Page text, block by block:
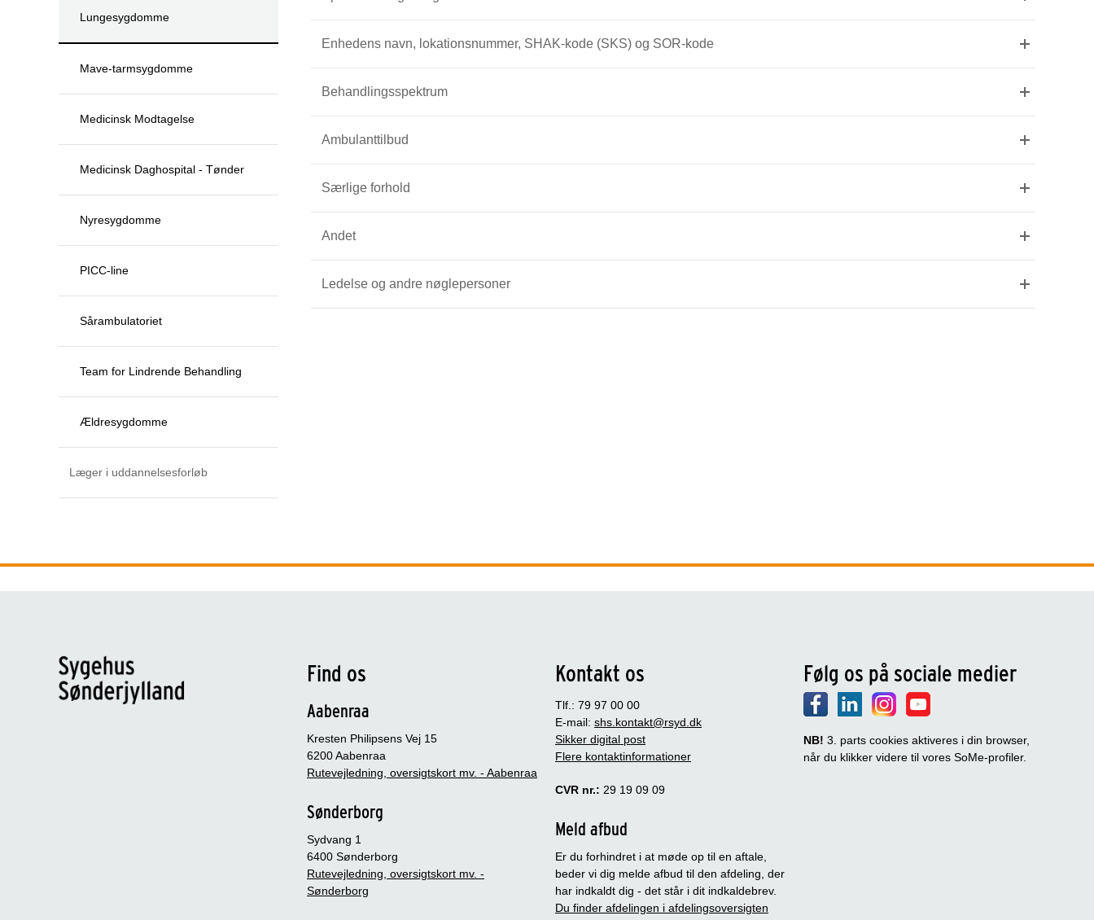
Lungesygdomme
Mave-tarmsygdomme
Medicinsk Modtagelse
Medicinsk Daghospital - Tønder
Nyresygdomme
PICC-line
Sårambulatoriet
Team for Lindrende Behandling
Ældresygdomme
Læger i uddannelsesforløb
Enhedens navn, lokationsnummer, SHAK-kode (SKS) og SOR-kode
Behandlingsspektrum
Ambulanttilbud
Særlige forhold
Andet
Ledelse og andre nøglepersoner
Find os
Aabenraa
Kresten Philipsens Vej 15
6200 Aabenraa
Rutevejledning, oversigtskort mv. - Aabenraa
Sønderborg
Sydvang 1
6400 Sønderborg
Rutevejledning, oversigtskort mv. -
Sønderborg
Kontakt os
Tlf.: 79 97 00 00
E-mail: shs.kontakt@rsyd.dk
Sikker digital post
Flere kontaktinformationer
CVR nr.: 29 19 09 09
Meld afbud
Er du forhindret i at møde op til en aftale,
beder vi dig melde afbud til den afdeling, der
har indkaldt dig - det står i dit indkaldebrev.
Du finder afdelingen i afdelingsoversigten
Følg os på sociale medier
NB! 3. parts cookies aktiveres i din browser,
når du klikker videre til vores SoMe-profiler.